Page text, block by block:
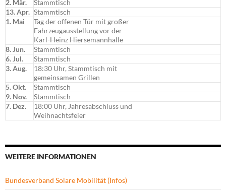
2. Mär.
Stammtisch
13. Apr. Stammtisch
1. Mai
Tag der offenen Tür mit großer
Fahrzeugausstellung vor der
Karl-Heinz Hiersemannhalle
8. Jun.
Stammtisch
6. Jul.
Stammtisch
3. Aug.
18:30 Uhr, Stammtisch mit
gemeinsamen Grillen
5. Okt.
Stammtisch
9. Nov.
Stammtisch
7. Dez.
18:00 Uhr, Jahresabschluss und
Weihnachtsfeier
WEITERE INFORMATIONEN
Bundesverband Solare Mobilität (Infos)